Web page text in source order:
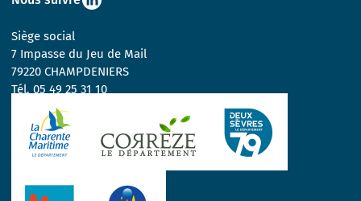
Siège social
7 Impasse du Jeu de Mail
79220 CHAMPDENIERS
Tél. 05 49 25 31 10